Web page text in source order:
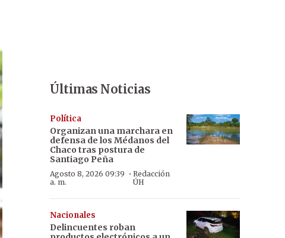
Últimas Noticias
Política
Organizan una marchara en
defensa de los Médanos del
Chaco tras postura de
Santiago Peña
Agosto 8, 2026 09:39
a. m.
·Redacción
ÚH
Nacionales
Delincuentes roban